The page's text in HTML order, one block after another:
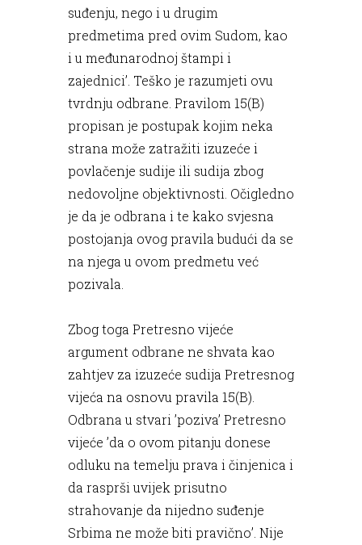
suđenju, nego i u drugim
predmetima pred ovim Sudom, kao
i u međunarodnoj štampi i
zajednici’. Teško je razumjeti ovu
tvrdnju odbrane. Pravilom 15(B)
propisan je postupak kojim neka
strana može zatražiti izuzeće i
povlačenje sudije ili sudija zbog
nedovoljne objektivnosti. Očigledno
je da je odbrana i te kako svjesna
postojanja ovog pravila budući da se
na njega u ovom predmetu već
pozivala.
Zbog toga Pretresno vijeće
argument odbrane ne shvata kao
zahtjev za izuzeće sudija Pretresnog
vijeća na osnovu pravila 15(B).
Odbrana u stvari ’poziva’ Pretresno
vijeće ’da o ovom pitanju donese
odluku na temelju prava i činjenica i
da rasprši uvijek prisutno
strahovanje da nijedno suđenje
Srbima ne može biti pravično’. Nije